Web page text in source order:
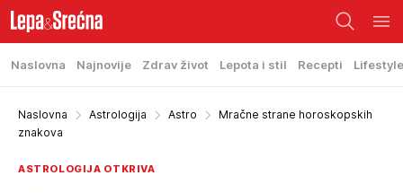
Naslovna Najnovije Zdrav život Lepota i stil Recepti Lifestyle
Naslovna Astrologija Astro
Mračne strane horoskopskih
znakova
ASTROLOGIJA OTKRIVA